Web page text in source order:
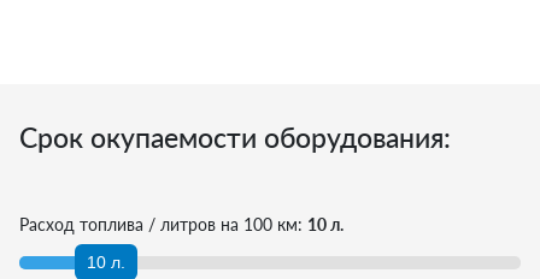
Срок окупаемости оборудования:
Расход топлива / литров на 100 км: 10 л.
10 л.